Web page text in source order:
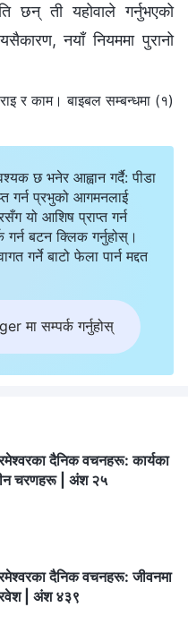
छन् ती यहोवाले गर्नुभएको
नयाँ नियममा पुरानो
र काम। बाइबल सम्बन्धमा (१)
छ भनेर आह्वान गर्दै: पीडा
गर्न प्रभुको आगमनलाई
यो आशिष प्राप्त गर्न
गर्न बटन क्लिक गर्नुहोस्।
गर्ने बाटो फेला पार्न मद्दत
मा सम्पर्क गर्नुहोस्
दैनिक वचनहरू: कार्यका
चरणहरू | अंश २५
दैनिक वचनहरू: जीवनमा
| अंश ४३९